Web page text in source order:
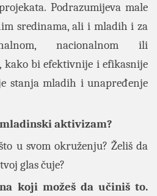
Podrazumijeva male
sredinama, ali i mladih i za
nacionalnom ili
kako bi efektivnije i efikasnije
stanja mladih i unapređenje
aktivizam?
u svom okruženju? Želiš da
glas čuje?
koji možeš da učiniš to.